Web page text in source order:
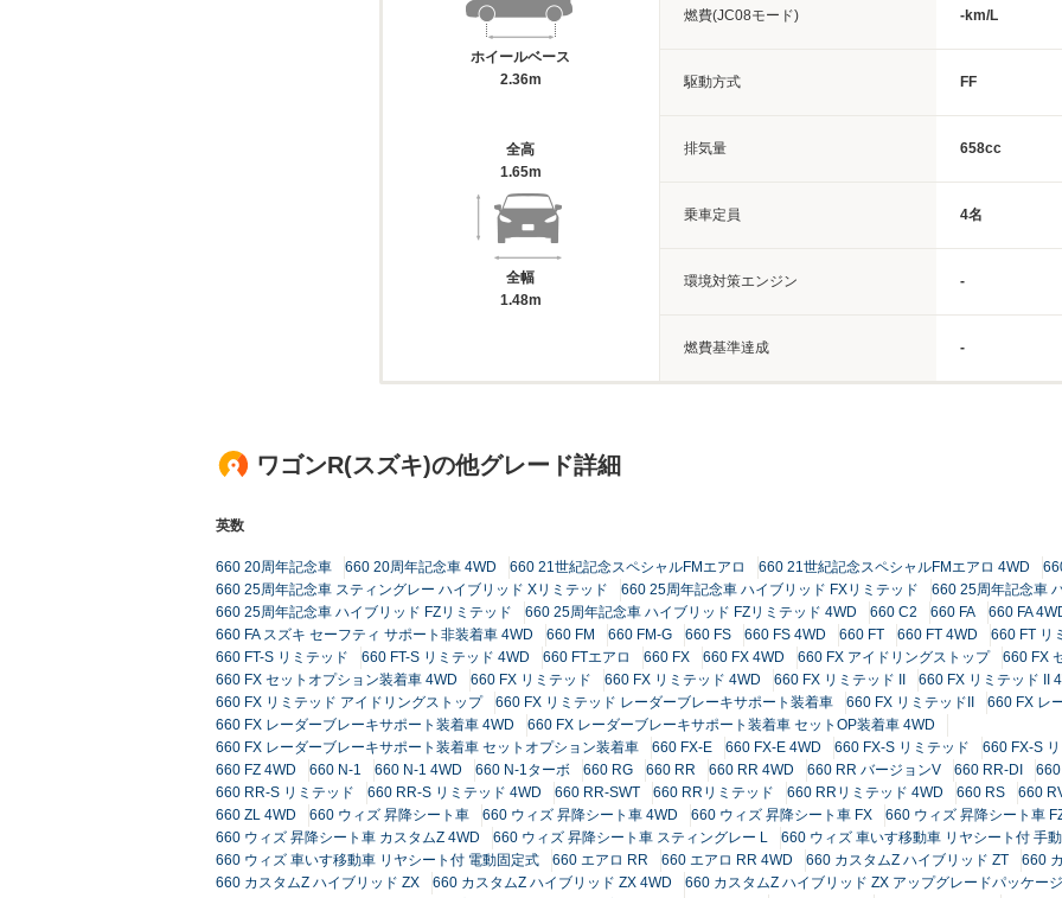
ホイールベース
2.36m
全高
1.65m
全幅
1.48m
燃費(JC08モード) -km/L
駆動方式 FF
排気量 658cc
乗車定員 4名
環境対策エンジン -
燃費基準達成 -
ワゴンR(スズキ)の他グレード詳細
英数
660 20周年記念車 660 20周年記念車 4WD 660 21世紀記念スペシャルFMエアロ 660 21世紀記念スペシャルFMエアロ 4WD
660 25周年記念車 スティングレー ハイブリッド Xリミテッド
660 25周年記念車 ハイブリッド FXリミテッド
660 25周年記念車
660 25周年記念車 ハイブリッド FZリミテッド
660 25周年記念車 ハイブリッド FZリミテッド 4WD 660 C2 660 FA 660 FA
660 FA スズキ セーフティ サポート非装着車 4WD
660 FM 660 FM-G 660 FS 660 FS 4WD 660 FT 660 FT 4WD 660 FT リ
660 FT-S リミテッド
660 FT-S リミテッド 4WD 660 FTエアロ 660 FX 660 FX 4WD 660 FX アイドリングストップ
660 FX
660 FX セットオプション装着車 4WD
660 FX リミテッド 660 FX リミテッド 4WD 660 FX リミテッド II
660 FX リミテッド II
660 FX リミテッド アイドリングストップ
660 FX リミテッド レーダーブレーキサポート装着車 660 FX リミテッドII
660 FX レ
660 FX レーダーブレーキサポート装着車 4WD
660 FX レーダーブレーキサポート装着車 セットOP装着車 4WD
660 FX レーダーブレーキサポート装着車 セットオプション装着車
660 FX-E 660 FX-E 4WD 660 FX-S リミテッド 660 FX-S
660 FZ 4WD
660 N-1 660 N-1 4WD 660 N-1ターボ 660 RG 660 RR 660 RR 4WD 660 RR バージョンV 660 RR-DI
660 RR-S リミテッド
660 RR-S リミテッド 4WD 660 RR-SWT 660 RRリミテッド 660 RRリミテッド 4WD 660 RS 660
660 ZL 4WD
660 ウィズ 昇降シート車 660 ウィズ 昇降シート車 4WD 660 ウィズ 昇降シート車 FX 660 ウィズ 昇降シート車
660 ウィズ 昇降シート車 カスタムZ 4WD
660 ウィズ 昇降シート車 スティングレー L
660 ウィズ 車いす移動車 リヤシート付 手
660 ウィズ 車いす移動車 リヤシート付 電動固定式
660 エアロ RR 660 エアロ RR 4WD 660 カスタムZ ハイブリッド ZT
660
660 カスタムZ ハイブリッド ZX
660 カスタムZ ハイブリッド ZX 4WD
660 カスタムZ ハイブリッド ZX アップグレードパッケー